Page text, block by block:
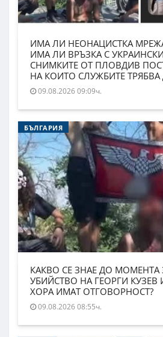
ИМА ЛИ НЕОНАЦИСТКА
ИМА ЛИ ВРЪЗКА С
СНИМКИТЕ ОТ ПЛОВДИВ
НА КОИТО СЛУЖБИТЕ
09.08.2026 09:09ч.
БЪЛГАРИЯ
КАКВО СЕ ЗНАЕ ДО МОМЕНТА
УБИЙСТВО НА ГЕОРГИ
ХОРА ИМАТ ОТГОВОРНОСТ?
09.08.2026 08:55ч.